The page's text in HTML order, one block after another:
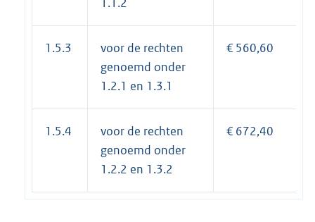
1.5.3
voor de rechten
genoemd onder
1.2.1 en 1.3.1
€ 560,60
1.5.4
voor de rechten
genoemd onder
1.2.2 en 1.3.2
€ 672,40